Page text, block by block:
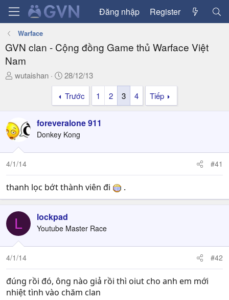
Đăng nhập Register
Warface
GVN clan - Cộng đồng Game thủ Warface Việt
Nam
T
d
s
t
a
e
wutaishan
N
g
à
y
ử
i
28/12/13
Trước
1 2 3 4 Tiếp
foreveralone 911
Donkey Kong
4/1/14 #41
thanh lọc bớt thành viên đi .
L lockpad
Youtube Master Race
4/1/14 #42
đúng rồi đó, ông nào giả rồi thì oiut cho anh em mới
nhiệt tình vào chăm clan